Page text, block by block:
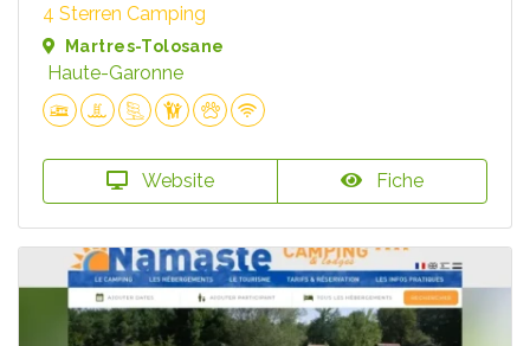
4 Sterren Camping
Martres-Tolosane
Haute-Garonne
Website Fiche